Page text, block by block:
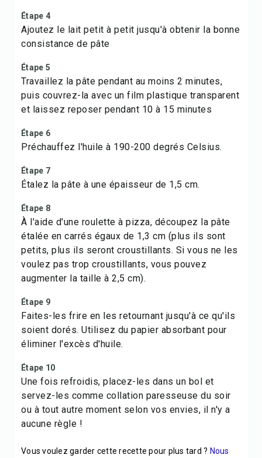
Étape 4
Ajoutez le lait petit à petit jusqu'à obtenir la bonne
consistance de pâte
Étape 5
Travaillez la pâte pendant au moins 2 minutes,
puis couvrez-la avec un film plastique transparent
et laissez reposer pendant 10 à 15 minutes
Étape 6
Préchauffez l'huile à 190-200 degrés Celsius.
Étape 7
Étalez la pâte à une épaisseur de 1,5 cm.
Étape 8
À l'aide d'une roulette à pizza, découpez la pâte
étalée en carrés égaux de 1,3 cm (plus ils sont
petits, plus ils seront croustillants. Si vous ne les
voulez pas trop croustillants, vous pouvez
augmenter la taille à 2,5 cm).
Étape 9
Faites-les frire en les retournant jusqu'à ce qu'ils
soient dorés. Utilisez du papier absorbant pour
éliminer l'excès d'huile.
Étape 10
Une fois refroidis, placez-les dans un bol et
servez-les comme collation paresseuse du soir
ou à tout autre moment selon vos envies, il n'y a
aucune règle !
Vous voulez garder cette recette pour plus tard ? Nous